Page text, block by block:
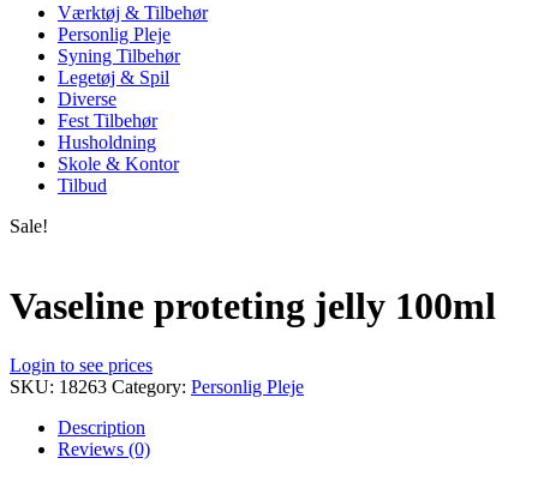
Værktøj & Tilbehør
Personlig Pleje
Syning Tilbehør
Legetøj & Spil
Diverse
Fest Tilbehør
Husholdning
Skole & Kontor
Tilbud
Sale!
Vaseline proteting jelly 100ml
Login to see prices
SKU: 18263 Category: Personlig Pleje
Description
Reviews (0)